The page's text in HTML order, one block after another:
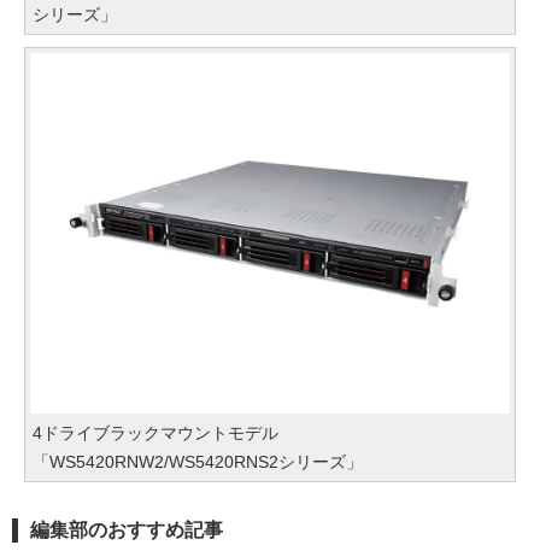
シリーズ」
4ドライブラックマウントモデル
「WS5420RNW2/WS5420RNS2シリーズ」
編集部のおすすめ記事